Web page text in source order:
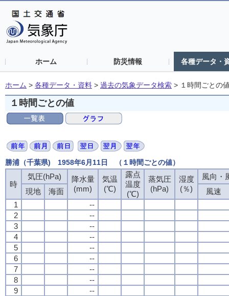
ホーム 防災情報 各種データ・
ホーム > 各種データ・資料 > 過去の気象データ検索 > １時間ごとの
１時間ごとの値
勝浦（千葉県) 1958年6月11日 （１時間ごとの値）
時
気圧(hPa)
降水量
(mm)
気温
(℃)
露点
温度
(℃)
蒸気圧
(hPa)
湿度
(％)
風向・
現地
海面
風速
1
--
2
--
3
--
4
--
5
--
6
--
7
--
8
--
9
--
時
気圧(hPa)
降水量
(mm)
気温
(℃)
露点
温度
(℃)
蒸気圧
(hPa)
湿度
(％)
風向・
現地
海面
風速
1
--
2
--
3
--
4
--
5
--
6
--
7
--
8
--
9
--
時
気圧(hPa)
降水量
(mm)
気温
(℃)
露点
温度
(℃)
蒸気圧
(hPa)
湿度
(％)
風向・
現地
海面
風速
1
--
2
--
3
--
4
--
5
--
6
--
7
--
8
--
9
--
時
気圧(hPa)
降水量
(mm)
気温
(℃)
露点
温度
(℃)
蒸気圧
(hPa)
湿度
(％)
風向・
現地
海面
風速
1
--
2
--
3
--
4
--
5
--
6
--
7
--
8
--
9
--